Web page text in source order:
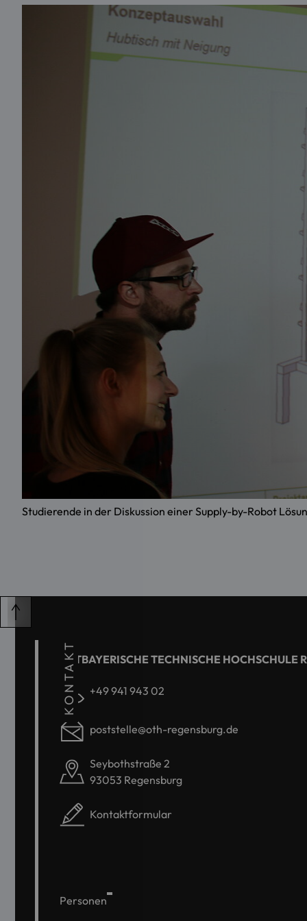
Studierende in der Diskussion einer Supply-by-Robot
KONTAKT
OSTBAYERISCHE TECHNISCHE HOCHSCHULE
+49 941 943 02
poststelle@oth-regensburg.de
Seybothstraße 2
93053 Regensburg
Kontaktformular
Personen